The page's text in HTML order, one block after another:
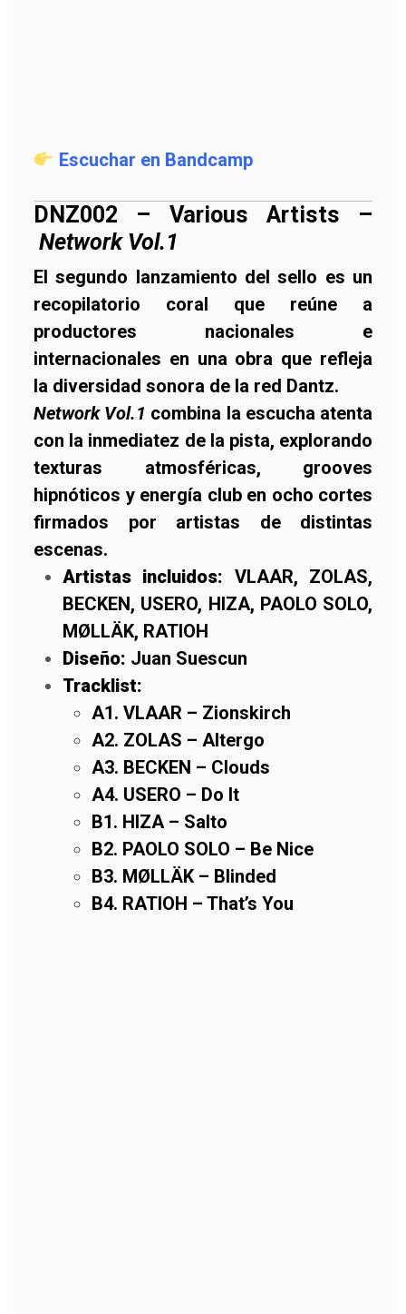
Escuchar en Bandcamp
DNZ002 – Various Artists –
Network Vol.1
El segundo lanzamiento del sello es un
recopilatorio coral que reúne a
productores nacionales e
internacionales en una obra que refleja
la diversidad sonora de la red Dantz.
Network Vol.1 combina la escucha atenta
con la inmediatez de la pista, explorando
texturas atmosféricas, grooves
hipnóticos y energía club en ocho cortes
firmados por artistas de distintas
escenas.
Artistas incluidos: VLAAR, ZOLAS,
BECKEN, USERO, HIZA, PAOLO SOLO,
MØLLÄK, RATIOH
Diseño: Juan Suescun
Tracklist:
A1. VLAAR – Zionskirch
A2. ZOLAS – Altergo
A3. BECKEN – Clouds
A4. USERO – Do It
B1. HIZA – Salto
B2. PAOLO SOLO – Be Nice
B3. MØLLÄK – Blinded
B4. RATIOH – That’s You